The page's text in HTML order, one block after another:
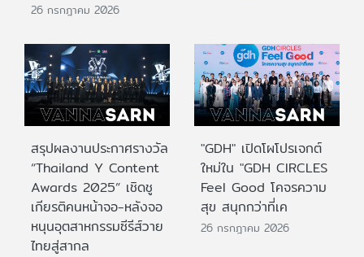
26 กรกฎาคม 2026
สรุปผลงานประกาศรางวัล
“Thailand Y Content
Awards 2025” เชิดชู
เกียรติคนหน้าจอ-หลังจอ
หนุนอุตสาหกรรมซีรีส์วาย
ไทยสู่สากล
"GDH" เปิดโผโปรเจกต์
ใหม่ใน "GDH CIRCLES
Feel Good โคจรความ
สุข สนุกกว่าที่เค
26 กรกฎาคม 2026